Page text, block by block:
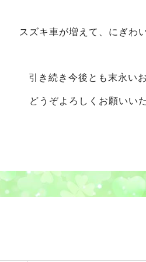
スズキ車が増えて、にぎわ
引き続き今後とも末永い
どうぞよろしくお願いい